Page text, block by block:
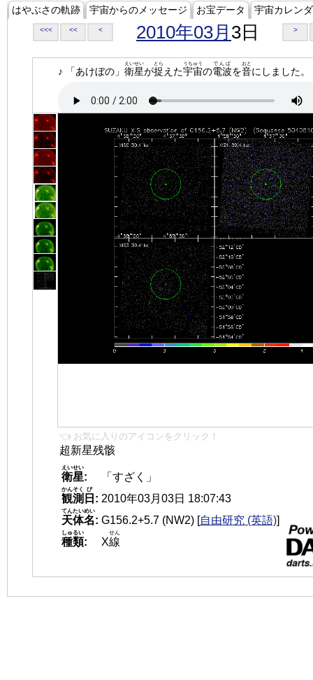
はやぶさの軌跡 宇宙からのメッセージ お宝データ 宇宙カレン
<<< << < 2010年03月 3日 >
♪ 「あけぼの」 衛星
えいせい
が捉
とら
えた宇宙
うちゅう
の電波
でんぱ
を音
おと
にしました。
👈 お気に入りのアイコンをクリック！
超新星残骸
衛星
えいせい
:
「すざく」
観測
かんそく
日
び
: 2010年03月03日 18:07:43
天体名
てんたいめい
: G156.2+5.7 (NW2) [自由研究 (英語)]
種類
しゅるい
: X線
せん